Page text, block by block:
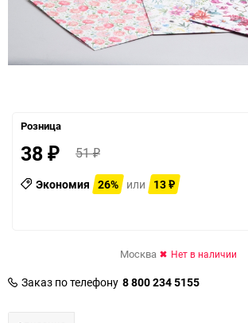
Розница
38 ₽ 51₽
Экономия 26% или 13 ₽
Москва Нет в наличии
Заказ по телефону 8 800 234 5155